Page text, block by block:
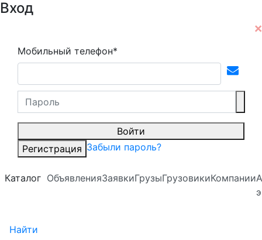
Вход
Мобильный телефон*
Войти
Регистрация Забыли пароль?
Каталог ОбъявленияЗаявкиГрузыГрузовикиКомпании
Найти